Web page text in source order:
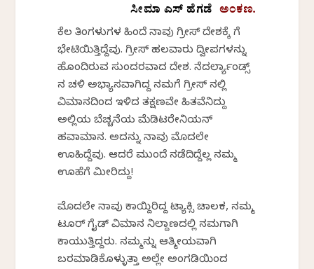
ಸೀಮಾ ಎಸ್ ಹೆಗಡೆ ಅಂಕಣ.
ಕೆಲ ತಿಂಗಳುಗಳ ಹಿಂದೆ ನಾವು ಗ್ರೀಸ್ ದೇಶಕ್ಕೆ ಗೆ
ಭೇಟಿಯಿತ್ತಿದ್ದೆವು. ಗ್ರೀಸ್ ಹಲವಾರು ದ್ವೀಪಗಳನ್ನು
ಹೊಂದಿರುವ ಸುಂದರವಾದ ದೇಶ. ನೆದರ್ಲ್ಯಾಂಡ್ಸ್
ನ ಚಳಿ ಅಭ್ಯಾಸವಾಗಿದ್ದ ನಮಗೆ ಗ್ರೀಸ್ ನಲ್ಲಿ
ವಿಮಾನದಿಂದ ಇಳಿದ ತಕ್ಷಣವೇ ಹಿತವೆನಿಸಿದ್ದು
ಅಲ್ಲಿಯ ಬೆಚ್ಚನೆಯ ಮೆಡಿಟರೇನಿಯನ್
ಹವಾಮಾನ. ಅದನ್ನು ನಾವು ಮೊದಲೇ
ಊಹಿಸಿದ್ದೆವು. ಆದರೆ ಮುಂದೆ ನಡೆದಿದ್ದೆಲ್ಲ ನಮ್ಮ
ಊಹೆಗೆ ಮೀರಿದ್ದು!
ಮೊದಲೇ ನಾವು ಕಾಯ್ದಿರಿಸಿದ್ದ ಟ್ಯಾಕ್ಸಿ ಚಾಲಕ, ನಮ್ಮ
ಟೂರ್ ಗೈಡ್ ವಿಮಾನ ನಿಲ್ದಾಣದಲ್ಲಿ ನಮಗಾಗಿ
ಕಾಯುತ್ತಿದ್ದರು. ನಮ್ಮನ್ನು ಆತ್ಮೀಯವಾಗಿ
ಬರಮಾಡಿಕೊಳ್ಳುತ್ತಾ ಅಲ್ಲೇ ಅಂಗಡಿಯಿಂದ